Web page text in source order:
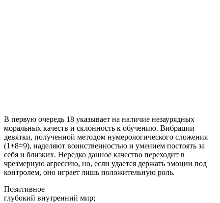
В первую очередь 18 указывает на наличие незаурядных
моральных качеств и склонность к обучению. Вибрации
девятки, полученной методом нумерологического сложения
(1+8=9), наделяют воинственностью и умением постоять за
себя и близких. Нередко данное качество переходит в
чрезмерную агрессию, но, если удается держать эмоции под
контролем, оно играет лишь положительную роль.
Позитивное
глубокий внутренний мир;